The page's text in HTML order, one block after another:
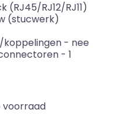
(RJ45/RJ12/RJ11)
(stucwerk)
koppelingen- nee
- 1
voorraad